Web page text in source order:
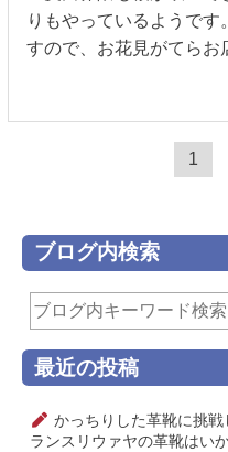
りもやっているようです
すので、お花見がてらお
1
ブログ内検索
最近の投稿
かっちりした革靴に挑
ランスリウァヤの革靴はい